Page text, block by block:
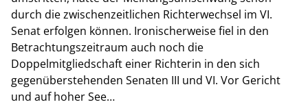
durch die zwischenzeitlichen Richterwechsel im VI.
Senat erfolgen können. Ironischerweise fiel in den
Betrachtungszeitraum auch noch die
Doppelmitgliedschaft einer Richterin in den sich
gegenüberstehenden Senaten III und VI. Vor Gericht
und auf hoher See…